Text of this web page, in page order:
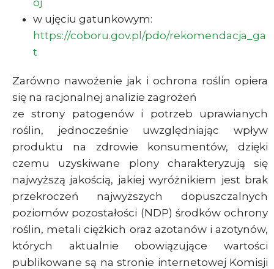
oj
w ujęciu gatunkowym:
https://coboru.gov.pl/pdo/rekomendacja_ga
t
Zarówno nawożenie jak i ochrona roślin opiera
się na racjonalnej analizie zagrożeń
ze strony patogenów i potrzeb uprawianych
roślin, jednocześnie uwzględniając wpływ
produktu na zdrowie konsumentów, dzięki
czemu uzyskiwane plony charakteryzują się
najwyższą jakością, jakiej wyróżnikiem jest brak
przekroczeń najwyższych dopuszczalnych
poziomów pozostałości (NDP) środków ochrony
roślin, metali ciężkich oraz azotanów i azotynów,
których aktualnie obowiązujące wartości
publikowane są na stronie internetowej Komisji